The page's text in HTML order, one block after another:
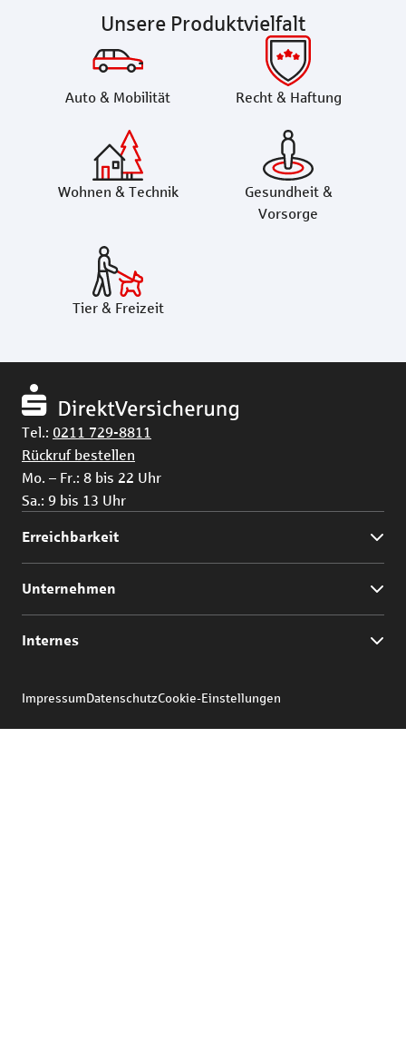
Unsere Produktvielfalt
Auto & Mobilität Recht & Haftung
Wohnen & Technik
Gesundheit &
Vorsorge
Tier & Freizeit
Tel.: 0211 729-8811
Rückruf bestellen
Mo. – Fr.: 8 bis 22 Uhr
Sa.: 9 bis 13 Uhr
Erreichbarkeit
Unternehmen
Internes
ImpressumDatenschutzCookie-Einstellungen